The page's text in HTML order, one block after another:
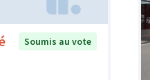
Soumis au vote